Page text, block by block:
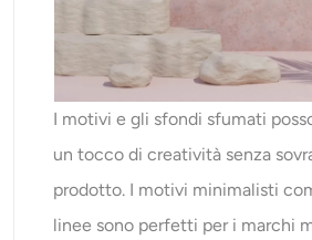
I motivi e gli sfondi sfumati
un tocco di creatività senza
prodotto. I motivi minimalisti
linee sono perfetti per i marchi